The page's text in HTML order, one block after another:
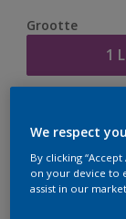
Grootte
1 L
We respect
By clicking
on your device to
assist in our